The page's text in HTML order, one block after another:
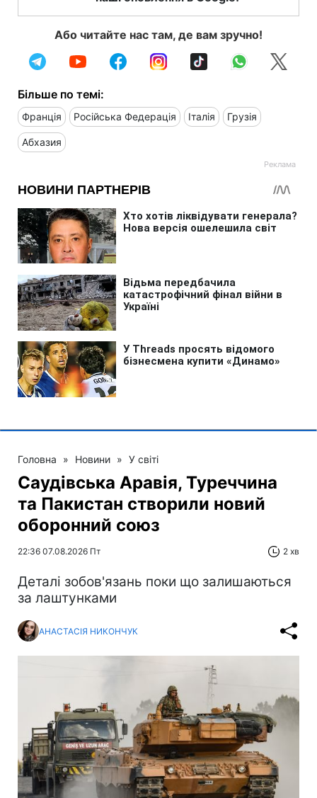
Або читайте нас там, де вам зручно!
Більше по темі:
Франція Російська Федерація Італія Грузія
Абхазия
Головна » Новини » У світі
Саудівська Аравія, Туреччина
та Пакистан створили новий
оборонний союз
22:36 07.08.2026 Пт 2 хв
Деталі зобов'язань поки що залишаються
за лаштунками
АНАСТАСІЯ НИКОНЧУК